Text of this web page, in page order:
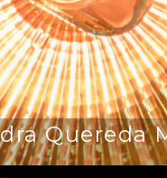
Quereda